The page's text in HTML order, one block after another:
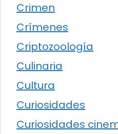
Crimen
Crímenes
Criptozoología
Culinaria
Cultura
Curiosidades
Curiosidades